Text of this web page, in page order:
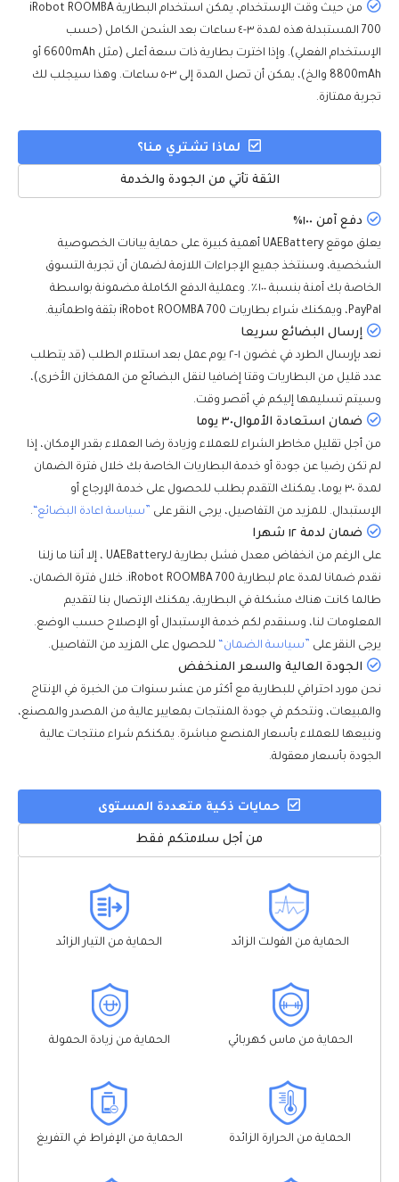
من حيث وقت الإستخدام، يمكن استخدام البطارية iRobot ROOMBA
700 المستبدلة هذه لمدة ٣-٤ ساعات بعد الشحن الكامل (حسب
الإستخدام الفعلي). وإذا اخترت بطارية ذات سعة أعلى (مثل 6600mAh أو
8800mAh والخ)، يمكن أن تصل المدة إلى ٣-٥ ساعات. وهذا سيجلب لك
تجربة ممتازة.
لماذا تشتري منا؟
الثقة تأتي من الجودة والخدمة
دفع آمن ١٠٠٪
يعلق موقع UAEBattery أهمية كبيرة على حماية بيانات الخصوصية
الشخصية، وسنتخذ جميع الإجراءات اللازمة لضمان أن تجربة التسوق
الخاصة بك آمنة بنسبة ١٠٠٪. وعملية الدفع الكاملة مضمونة بواسطة
PayPal، ويمكنك شراء بطاريات iRobot ROOMBA 700 بثقة واطمأنية.
إرسال البضائع سريعا
نعد بإرسال الطرد في غضون ١-٢ يوم عمل بعد استلام الطلب (قد يتطلب
عدد قليل من البطاريات وقتا إضافيا لنقل البضائع من الممخازن الأخرى)،
وسيتم تسليمها إليكم في أقصر وقت.
ضمان استعادة الأموال٣٠ يوما
من أجل تقليل مخاطر الشراء للعملاء وزيادة رضا العملاء بقدر الإمكان، إذا
لم تكن رضيا عن جودة أو خدمة البطاريات الخاصة بك خلال فترة الضمان
لمدة ٣٠ يوما، يمكنك التقدم بطلب للحصول على خدمة الإرجاع أو
الإستبدال. للمزيد من التفاصيل، يرجى النقر على ”سياسة اعادة البضائع“.
ضمان لدمة ١٢ شهرا
على الرغم من انخفاض معدل فشل بطارية لـUAEBattery ، إلا أننا ما زلنا
نقدم ضمانا لمدة عام لبطارية iRobot ROOMBA 700. خلال فترة الضمان،
طالما كانت هناك مشكلة في البطارية، يمكنك الإتصال بنا لتقديم
المعلومات لنا، وسنقدم لكم خدمة الإستبدال أو الإصلاح حسب الوضع.
يرجى النقر على ”سياسة الضمان“ للحصول على المزيد من التفاصيل.
الجودة العالية والسعر المنخفض
نحن مورد احترافي للبطارية مع أكثر من عشر سنوات من الخبرة في الإنتاج
والمبيعات، ونتحكم في جودة المنتجات بمعايير عالية من المصدر والمصنع،
ونبيعها للعملاء بأسعار المنصع مباشرة. يمكنكم شراء منتجات عالية
الجودة بأسعار معقولة.
حمايات ذكية متعددة المستوى
من أجل سلامتكم فقط
الحماية من الفولت الزائد الحماية من التيار الزائد
الحماية من ماس كهربائي الحماية من زيادة الحمولة
الحماية من الحرارة الزائدة الحماية من الإفراط في التفريغ